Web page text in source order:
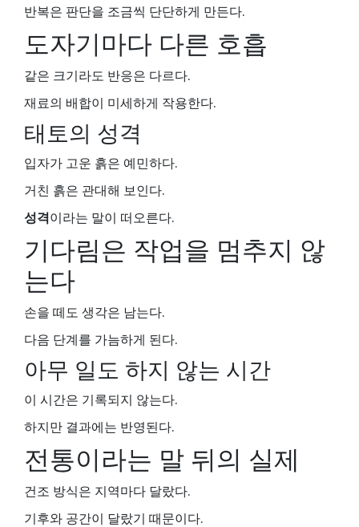
반복은 판단을 조금씩 단단하게 만든다.
도자기마다 다른 호흡
같은 크기라도 반응은 다르다.
재료의 배합이 미세하게 작용한다.
태토의 성격
입자가 고운 흙은 예민하다.
거친 흙은 관대해 보인다.
성격이라는 말이 떠오른다.
기다림은 작업을 멈추지 않
는다
손을 떼도 생각은 남는다.
다음 단계를 가늠하게 된다.
아무 일도 하지 않는 시간
이 시간은 기록되지 않는다.
하지만 결과에는 반영된다.
전통이라는 말 뒤의 실제
건조 방식은 지역마다 달랐다.
기후와 공간이 달랐기 때문이다.